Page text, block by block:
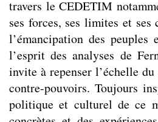
travers le CEDETIM
ses forces, ses limites et
l’émancipation des
l’esprit des analyses de
invite à repenser l’échelle
contre-pouvoirs. Toujours
politique et culturel de ce